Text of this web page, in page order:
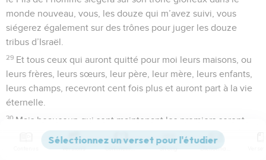
monde nouveau, vous, les douze qui m’avez suivi, vous
siégerez également sur des trônes pour juger les douze
tribus d’Israël.
29 Et tous ceux qui auront quitté pour moi leurs maisons, ou
leurs frères, leurs sœurs, leur père, leur mère, leurs enfants,
leurs champs, recevront cent fois plus et auront part à la vie
éternelle.
30 Mais beaucoup qui sont maintenant les premiers seront
les derniers et beaucoup qui sont maintenant les derniers
seront les premiers. »
Versions Commentaires Strong